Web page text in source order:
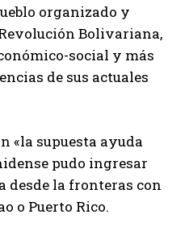
organizado y
Bolivariana,
social y más
de sus actuales
«la supuesta ayuda
pudo ingresar
desde la fronteras con
o Puerto Rico.